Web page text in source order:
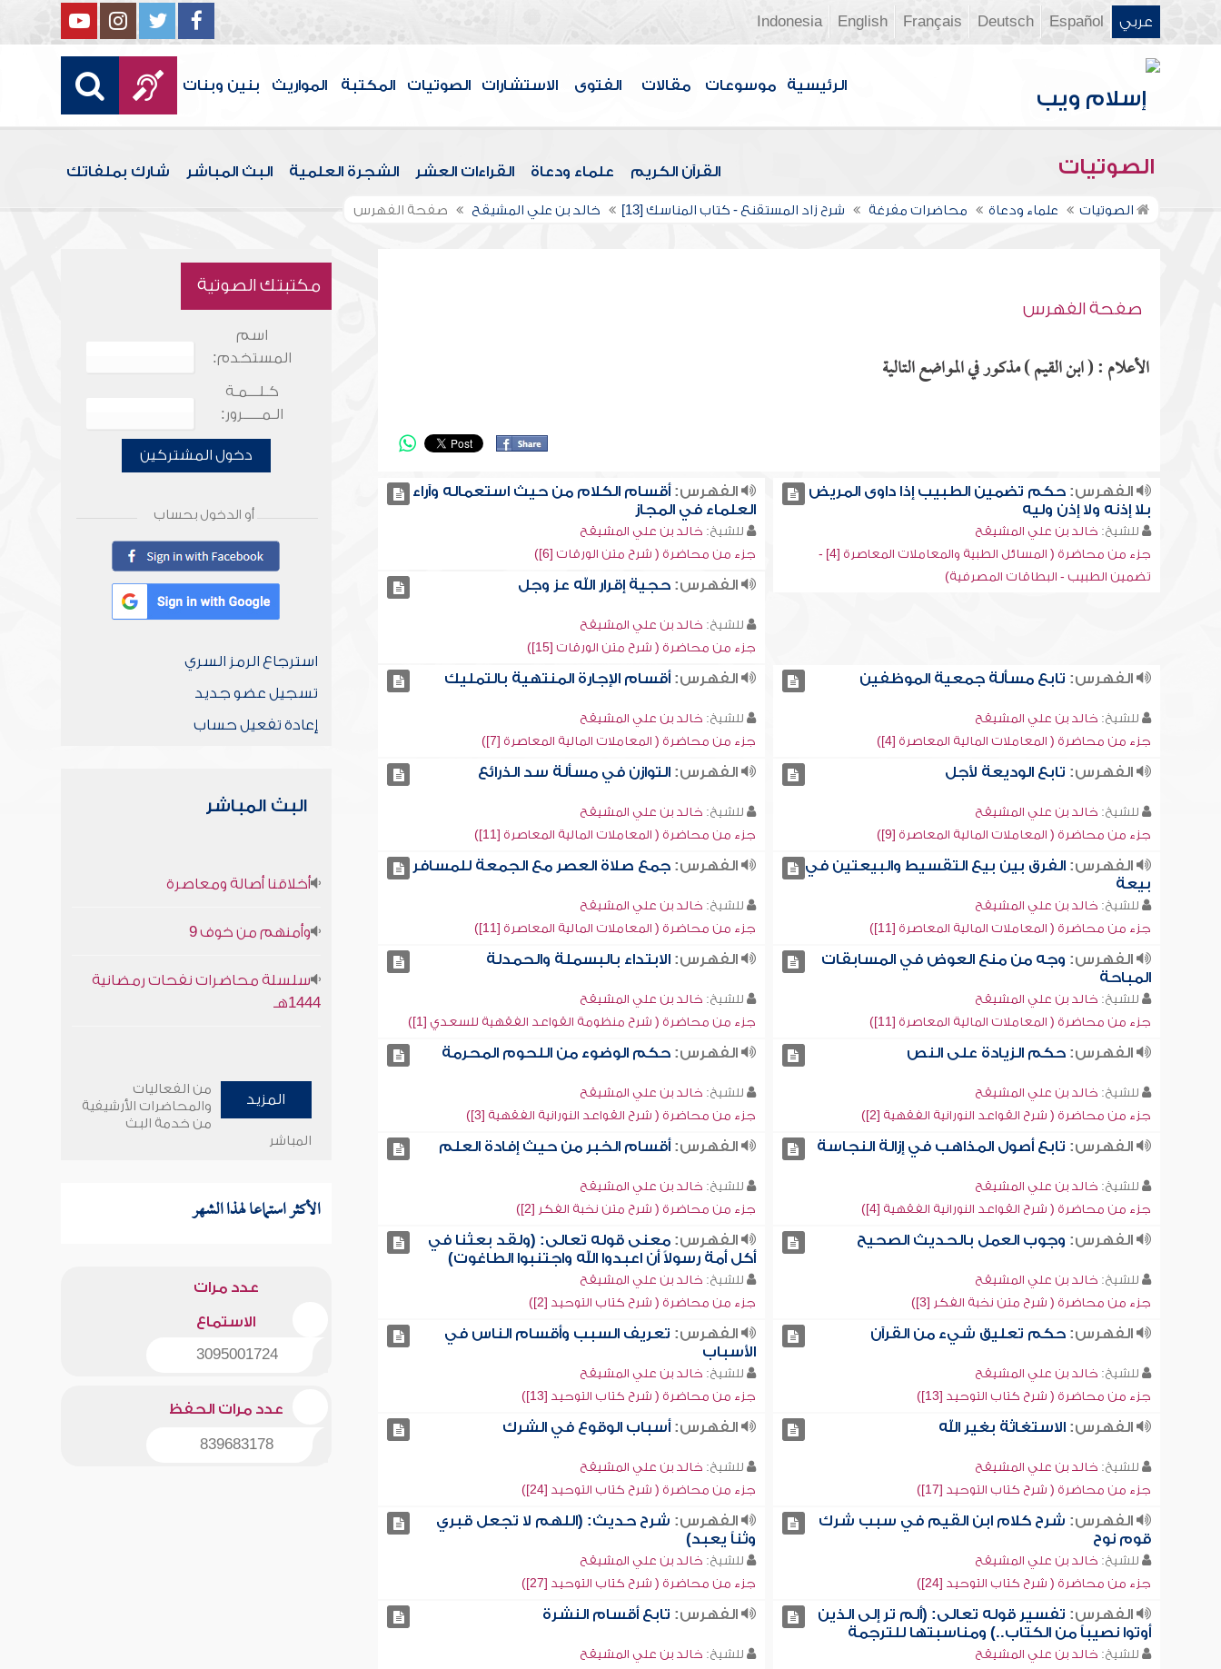
عربي Español
Deutsch
Français
English
Indonesia
الرئيسية موسوعات مقالات الفتوى الاستشارات الصوتيات المكتبة المواريث بنين وبنات
الصوتيات القرآن الكريم علماء ودعاة القراءات العشر الشجرة العلمية البث المباشر شارك بملفاتك
الصوتيات علماء ودعاة محاضرات مفرغة شرح زاد المستقنع - كتاب المناسك [13] خالد بن علي المشيقح صفحة الفهرس
صفحة الفهرس
الأعلام : ( ابن القيم ) مذكور في المواضع التالية
الفهرس:حكم تضمين الطبيب إذا داوى المريض
بلا إذنه ولا إذن وليه
للشيخ: خالد بن علي المشيقح
جزء من محاضرة ( المسائل الطبية والمعاملات المعاصرة [4] -
تضمين الطبيب - البطاقات المصرفية)
الفهرس: أقسام الكلام من حيث استعماله وآراء
العلماء في المجاز
للشيخ: خالد بن علي المشيقح
جزء من محاضرة ( شرح متن الورقات [6])
الفهرس: حجية إقرار الله عز وجل
للشيخ: خالد بن علي المشيقح
جزء من محاضرة ( شرح متن الورقات [15])
الفهرس: تابع مسألة جمعية الموظفين
للشيخ: خالد بن علي المشيقح
جزء من محاضرة ( المعاملات المالية المعاصرة [4])
الفهرس: أقسام الإجارة المنتهية بالتمليك
للشيخ: خالد بن علي المشيقح
جزء من محاضرة ( المعاملات المالية المعاصرة [7])
الفهرس: تابع الوديعة لأجل
للشيخ: خالد بن علي المشيقح
جزء من محاضرة ( المعاملات المالية المعاصرة [9])
الفهرس: التوازن في مسألة سد الذرائع
للشيخ: خالد بن علي المشيقح
جزء من محاضرة ( المعاملات المالية المعاصرة [11])
الفهرس:الفرق بين بيع التقسيط والبيعتين في
بيعة
للشيخ: خالد بن علي المشيقح
جزء من محاضرة ( المعاملات المالية المعاصرة [11])
الفهرس: جمع صلاة العصر مع الجمعة للمسافر
للشيخ: خالد بن علي المشيقح
جزء من محاضرة ( المعاملات المالية المعاصرة [11])
الفهرس: وجه من منع العوض في المسابقات
المباحة
للشيخ: خالد بن علي المشيقح
جزء من محاضرة ( المعاملات المالية المعاصرة [11])
الفهرس: الابتداء بالبسملة والحمدلة
للشيخ: خالد بن علي المشيقح
جزء من محاضرة ( شرح منظومة القواعد الفقهية للسعدي [1])
الفهرس:حكم الزيادة على النص
للشيخ: خالد بن علي المشيقح
جزء من محاضرة ( شرح القواعد النورانية الفقهية [2])
الفهرس: حكم الوضوء من اللحوم المحرمة
للشيخ: خالد بن علي المشيقح
جزء من محاضرة ( شرح القواعد النورانية الفقهية [3])
الفهرس: تابع أصول المذاهب في إزالة النجاسة
للشيخ: خالد بن علي المشيقح
جزء من محاضرة ( شرح القواعد النورانية الفقهية [4])
الفهرس: أقسام الخبر من حيث إفادة العلم
للشيخ: خالد بن علي المشيقح
جزء من محاضرة ( شرح متن نخبة الفكر [2])
الفهرس: وجوب العمل بالحديث الصحيح
للشيخ: خالد بن علي المشيقح
جزء من محاضرة ( شرح متن نخبة الفكر [3])
الفهرس: معنى قوله تعالى: (ولقد بعثنا في
أكل أمة رسولاً أن اعبدوا الله واجتنبوا الطاغوت)
للشيخ: خالد بن علي المشيقح
جزء من محاضرة ( شرح كتاب التوحيد [2])
الفهرس:حكم تعليق شيء من القرآن
للشيخ: خالد بن علي المشيقح
جزء من محاضرة ( شرح كتاب التوحيد [13])
الفهرس: تعريف السبب وأقسام الناس في
الأسباب
للشيخ: خالد بن علي المشيقح
جزء من محاضرة ( شرح كتاب التوحيد [13])
الفهرس:الاستغاثة بغير الله
للشيخ: خالد بن علي المشيقح
جزء من محاضرة ( شرح كتاب التوحيد [17])
الفهرس: أسباب الوقوع في الشرك
للشيخ: خالد بن علي المشيقح
جزء من محاضرة ( شرح كتاب التوحيد [24])
الفهرس: شرح كلام ابن القيم في سبب شرك
قوم نوح
للشيخ: خالد بن علي المشيقح
جزء من محاضرة ( شرح كتاب التوحيد [24])
الفهرس: شرح حديث: (اللهم لا تجعل قبري
وثناً يعبد)
للشيخ: خالد بن علي المشيقح
جزء من محاضرة ( شرح كتاب التوحيد [27])
الفهرس: تفسير قوله تعالى: (ألم تر إلى الذين
أوتوا نصيباً من الكتاب..) ومناسبتها للترجمة
للشيخ: خالد بن علي المشيقح
الفهرس: تابع أقسام النشرة
للشيخ: خالد بن علي المشيقح
مكتبتك الصوتية
اسم
المستخدم:
كـلـــمـة
الـمـــــرور:
دخول المشتركين
أو الدخول بحساب
استرجاع الرمز السري
تسجيل عضو جديد
إعادة تفعيل حساب
البث المباشر
أخلاقنا أصالة ومعاصرة
وأمنهم من خوف 9
سلسلة محاضرات نفحات رمضانية
1444هـ
المزيد
من الفعاليات
والمحاضرات الأرشيفية
من خدمة البث
المباشر
الأكثر استماعا لهذا الشهر
عدد مرات
الاستماع
3095001724
عدد مرات الحفظ
839683178